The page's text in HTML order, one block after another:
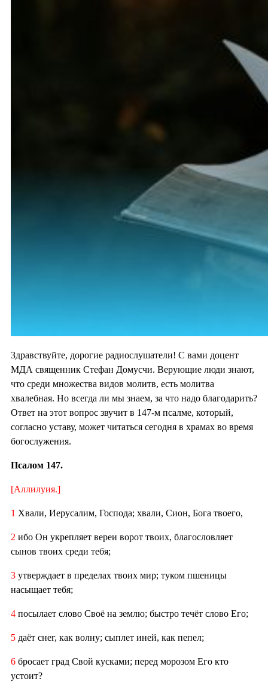
Здравствуйте, дорогие радиослушатели! С вами доцент
МДА священник Стефан Домусчи. Верующие люди знают,
что среди множества видов молитв, есть молитва
хвалебная. Но всегда ли мы знаем, за что надо благодарить?
Ответ на этот вопрос звучит в 147-м псалме, который,
согласно уставу, может читаться сегодня в храмах во время
богослужения.
Псалом 147.
[Аллилуия.]
1 Хвали, Иерусалим, Господа; хвали, Сион, Бога твоего,
2 ибо Он укрепляет вереи ворот твоих, благословляет
сынов твоих среди тебя;
3 утверждает в пределах твоих мир; туком пшеницы
насыщает тебя;
4 посылает слово Своё на землю; быстро течёт слово Его;
5 даёт снег, как волну; сыплет иней, как пепел;
6 бросает град Свой кусками; перед морозом Его кто
устоит?